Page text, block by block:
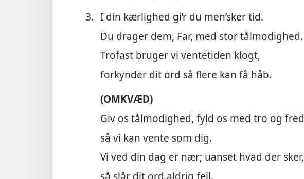
3. I din kærlighed gi’r du men’sker tid.
Du drager dem, Far, med stor tålmodighed.
Trofast bruger vi ventetiden klogt,
forkynder dit ord så flere kan få håb.
(OMKVÆD)
Giv os tålmodighed, fyld os med tro og fred
så vi kan vente som dig.
Vi ved din dag er nær; uanset hvad der sker,
så slår dit ord aldrig fejl.